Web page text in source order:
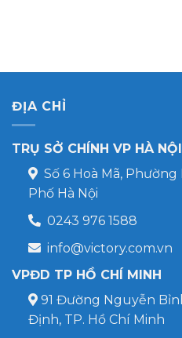
ĐỊA CHỈ
TRỤ SỞ CHÍNH VP HÀ NỘI
Số 6 Hoà Mã,
Phố Hà Nội
0243 976 1588
info@victory.com.vn
VPĐD TP HỒ CHÍ MINH
91 Đường Nguyễn
Định, TP. Hồ Chí Minh